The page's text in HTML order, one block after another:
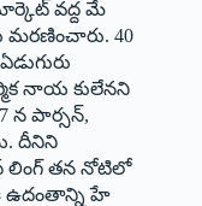
‌వద్ద మే
మరణించారు. 40
నాయ కులేనని
‌న పార్సన్‌,
దీనిని
‌లింగ్‌ ‌తన నోటిలో
ఉదంతాన్ని హే